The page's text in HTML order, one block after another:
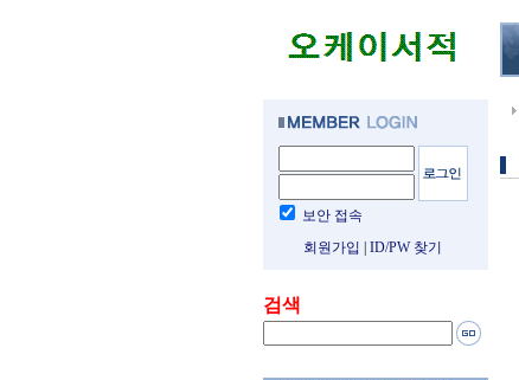
보안 접속
회원가입
ID/PW 찾기
검색